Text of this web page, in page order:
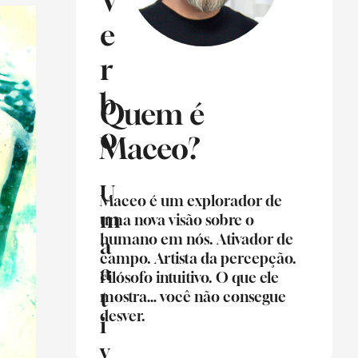
Quem é
Maceo?
Maceo é um explorador de
uma nova visão sobre o
humano em nós. Ativador de
campo. Artista da percepção.
Filósofo intuitivo. O que ele
mostra… você não consegue
desver.
e
r
b
o
U
m
a
a
t
i
v